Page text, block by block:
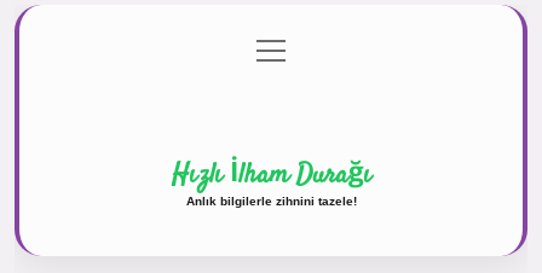
Gizlilik Politikası
menüyü
aç
Hızlı İlham Durağı
Anlık bilgilerle zihnini tazele!